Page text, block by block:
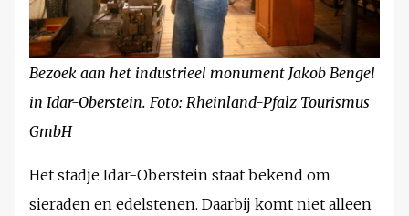
Bezoek aan het industrieel monument Jakob Bengel
in Idar-Oberstein. Foto: Rheinland-Pfalz Tourismus
GmbH
Het stadje Idar-Oberstein staat bekend om
sieraden en edelstenen. Daarbij komt niet alleen